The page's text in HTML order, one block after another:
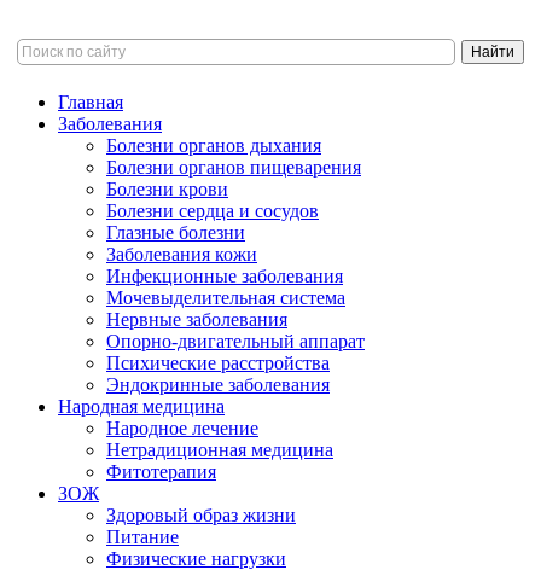
Главная
Заболевания
Болезни органов дыхания
Болезни органов пищеварения
Болезни крови
Болезни сердца и сосудов
Глазные болезни
Заболевания кожи
Инфекционные заболевания
Мочевыделительная система
Нервные заболевания
Опорно-двигательный аппарат
Психические расстройства
Эндокринные заболевания
Народная медицина
Народное лечение
Нетрадиционная медицина
Фитотерапия
ЗОЖ
Здоровый образ жизни
Питание
Физические нагрузки